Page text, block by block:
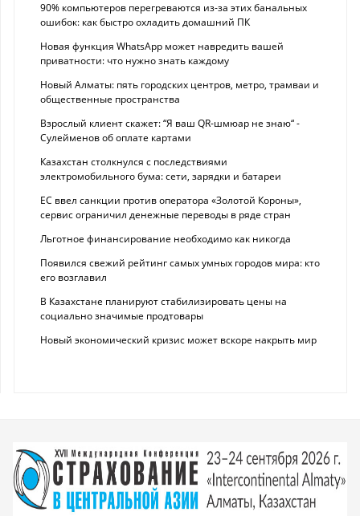
90% компьютеров перегреваются из-за этих банальных
ошибок: как быстро охладить домашний ПК
Новая функция WhatsApp может навредить вашей
приватности: что нужно знать каждому
Новый Алматы: пять городских центров, метро, трамваи и
общественные пространства
Взрослый клиент скажет: “Я ваш QR-шмюар не знаю“ -
Сулейменов об оплате картами
Казахстан столкнулся с последствиями
электромобильного бума: сети, зарядки и батареи
ЕС ввел санкции против оператора «Золотой Короны»,
сервис ограничил денежные переводы в ряде стран
Льготное финансирование необходимо как никогда
Появился свежий рейтинг самых умных городов мира: кто
его возглавил
В Казахстане планируют стабилизировать цены на
социально значимые продтовары
Новый экономический кризис может вскоре накрыть мир